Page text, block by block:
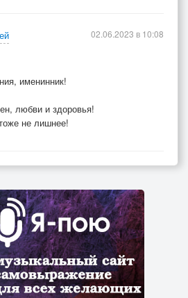
именинник!
любви и здоровья!
не лишнее!
02.06.2023 в 10:08